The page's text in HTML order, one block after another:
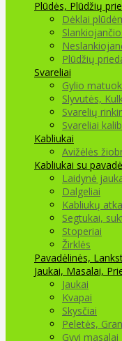
Plūdės, Plūdžių
Dėklai
Plūdžių
Svareliai
Gylio
Slyvutės,
Svarelių
Svareliai
Kabliukai
Avižėlės
Kabliukai su
Laidynė
Dalgeliai
Kabliukų
Segtukai,
Stoperiai
Žirklės
Pavadėlinės,
Jaukai, Masalai,
Jaukai
Kvapai
Skysčiai
Peletės,
Gyvi masalai